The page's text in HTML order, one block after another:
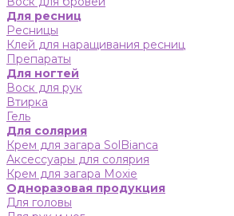
Для ресниц
Ресницы
Клей для наращивания ресниц
Препараты
Для ногтей
Воск для рук
Втирка
Гель
Для солярия
Крем для загара SolBianca
Аксессуары для солярия
Крем для загара Moxie
Одноразовая продукция
Для головы